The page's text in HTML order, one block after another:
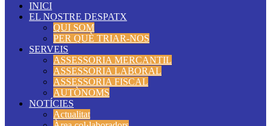
INICI
EL NOSTRE DESPATX
QUI SOM
PER QUÈ TRIAR-NOS
SERVEIS
ASSESSORIA MERCANTIL
ASSESSORIA LABORAL
ASSESSORIA FISCAL
AUTÒNOMS
NOTÍCIES
Actualitat